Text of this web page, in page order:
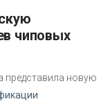
чиповых
представила новую